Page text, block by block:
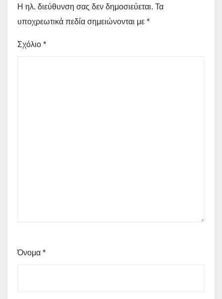
Η ηλ. διεύθυνση σας δεν δημοσιεύεται. Τα
υποχρεωτικά πεδία σημειώνονται με *
Σχόλιο *
Όνομα *